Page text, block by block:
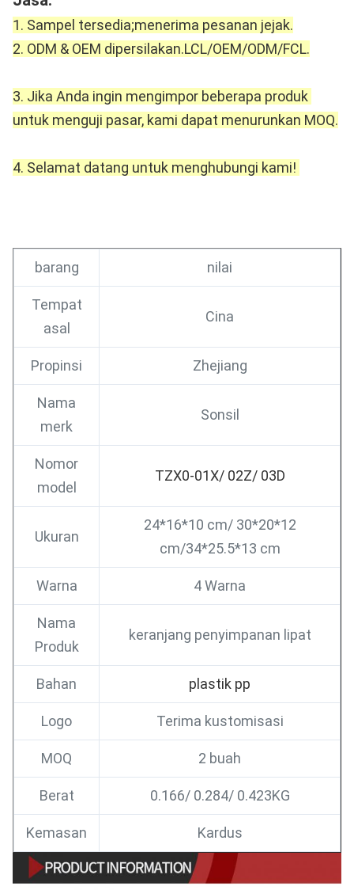
1. Sampel tersedia;menerima pesanan jejak.
2. ODM & OEM dipersilakan.LCL/OEM/ODM/FCL.
3. Jika Anda ingin mengimpor beberapa produk
untuk menguji pasar, kami dapat menurunkan MOQ.
4. Selamat datang untuk menghubungi kami!
barang nilai
Tempat
asal
Cina
Propinsi Zhejiang
Nama
merk
Sonsil
Nomor
model
TZX0-01X/ 02Z/ 03D
Ukuran
24*16*10 cm/ 30*20*12
cm/34*25.5*13 cm
Warna 4 Warna
Nama
Produk
keranjang penyimpanan lipat
Bahan plastik pp
Logo Terima kustomisasi
MOQ 2 buah
Berat 0.166/ 0.284/ 0.423KG
Kemasan Kardus